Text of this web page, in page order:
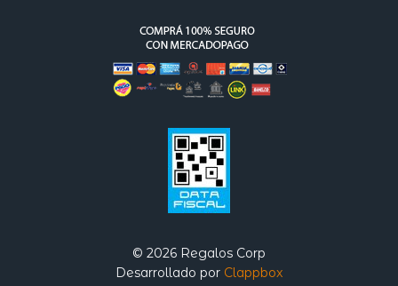
© 2026 Regalos Corp
Desarrollado por Clappbox